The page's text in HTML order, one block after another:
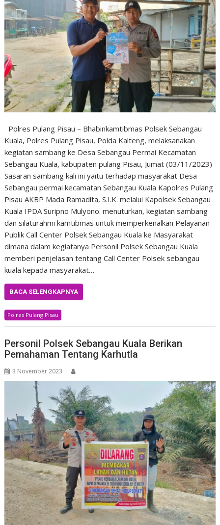
Polres Pulang Pisau – Bhabinkamtibmas Polsek Sebangau
Kuala, Polres Pulang Pisau, Polda Kalteng, melaksanakan
kegiatan sambang ke Desa Sebangau Permai Kecamatan
Sebangau Kuala, kabupaten pulang Pisau, Jumat (03/11/2023)
Sasaran sambang kali ini yaitu terhadap masyarakat Desa
Sebangau permai kecamatan Sebangau Kuala Kapolres Pulang
Pisau AKBP Mada Ramadita, S.I.K. melalui Kapolsek Sebangau
Kuala IPDA Suripno Mulyono. menuturkan, kegiatan sambang
dan silaturahmi kamtibmas untuk memperkenalkan Pelayanan
Publik Call Center Polsek Sebangau Kuala ke Masyarakat
dimana dalam kegiatanya Personil Polsek Sebangau Kuala
memberi penjelasan tentang Call Center Polsek sebangau
kuala kepada masyarakat…
BACA SELENGKAPNYA
Polres Pulang Pisau
Personil Polsek Sebangau Kuala Berikan
Pemahaman Tentang Karhutla
3 November 2023